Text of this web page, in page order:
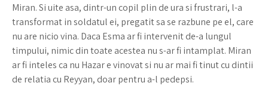
Miran. Si uite asa, dintr-un copil plin de ura si frustrari, l-a
transformat in soldatul ei, pregatit sa se razbune pe el, care
nu are nicio vina. Daca Esma ar fi intervenit de-a lungul
timpului, nimic din toate acestea nu s-ar fi intamplat. Miran
ar fi inteles ca nu Hazar e vinovat si nu ar mai fi tinut cu dintii
de relatia cu Reyyan, doar pentru a-l pedepsi.